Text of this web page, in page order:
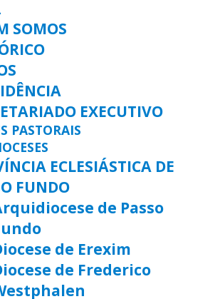
SOMOS
EXECUTIVO
PASTORAIS
ECLESIÁSTICA DE
FUNDO
de Passo
de Erexim
de Frederico